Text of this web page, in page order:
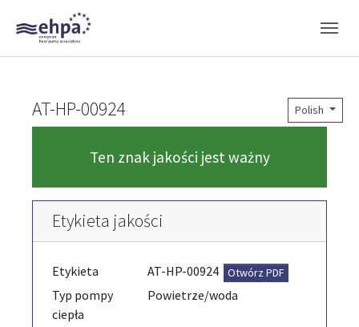
Skip to main navigation
Skip to main content
Skip to page footer
Polish
AT-HP-00924
Ten znak jakości jest ważny
Etykieta jakości
Etykieta AT-HP-00924 Otwórz PDF
Typ pompy
ciepła
Powietrze/woda